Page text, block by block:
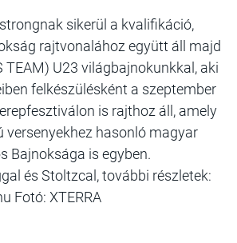
sikerül a kvalifikáció,
rajtvonalához együtt áll majd
TEAM) U23 világbajnokunkkal, aki
felkészülésként a szeptember
is rajthoz áll, amely
versenyekhez hasonló magyar
Bajnoksága is egyben.
és Stoltzcal, további részletek:
Fotó: XTERRA